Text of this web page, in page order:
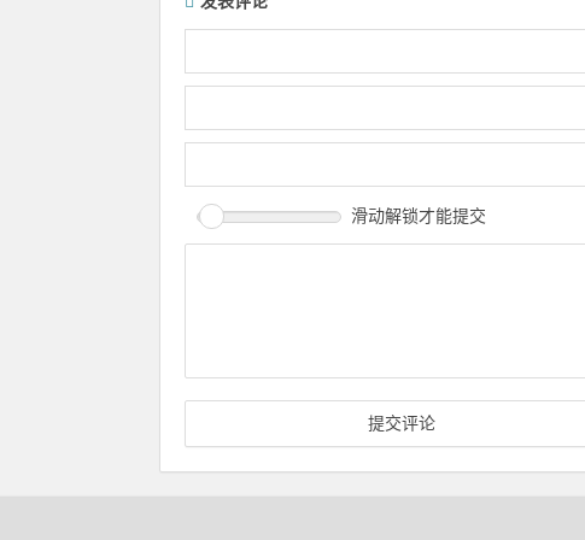
滑动解锁才能提交